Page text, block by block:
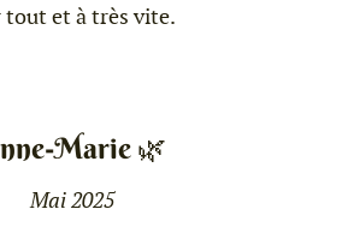
tout et à très vite.
Marie 🌿
Mai 2025